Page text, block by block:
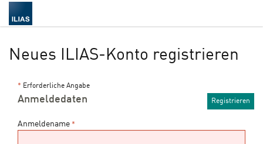
Neues ILIAS-Konto registrieren
* Erforderliche Angabe
Anmeldedaten
Anmeldename *